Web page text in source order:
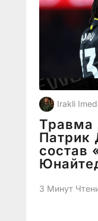
Irakli
Травма
Патрик
состав
3 Минут